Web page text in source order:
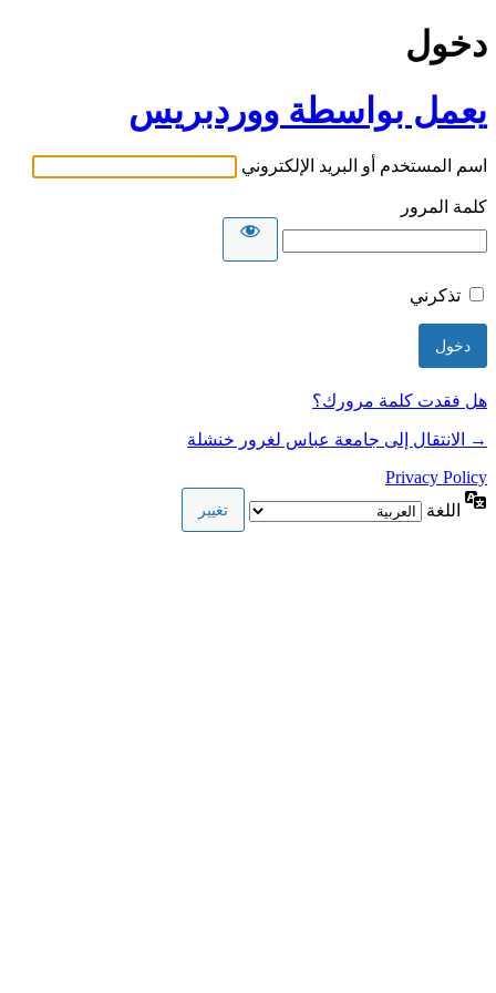
دخول
يعمل بواسطة ووردبريس
اسم المستخدم أو البريد الإلكتروني
كلمة المرور
تذكرني
هل فقدت كلمة مرورك؟
→ الانتقال إلى جامعة عباس لغرور خنشلة
Privacy Policy
اللغة